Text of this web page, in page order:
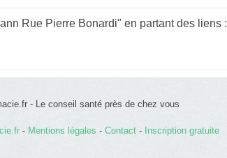
Rue Pierre Bonardi" en partant des liens :
- Le conseil santé près de chez vous
- Mentions légales - Contact- Inscription gratuite